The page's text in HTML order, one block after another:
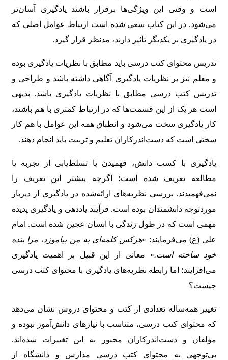
است و وقتی این ویژگی‌ها برقرار باشند یادگیری آسان‌تر
می‌شود. در این کتاب سعی شده است ارتباط عوامل اصلی که
در یادگیری بر یکدیگر تأثیر دارند، مدنظر قرار گیرد.
تدریس محتوای کتب درسی باید مطابق با نظریات یادگیری بوده
و معلم نیز بر نظریات یادگیری آگاهی داشته باشد و طراحی و
تدریس کتب درسی مطابق با نظریات یادگیری باشد. بدیهی
است هر یک از این قسمت‌ها که در ارتباط کمتری با هم باشند،
کار یادگیری سخت می‌شود و انطباق همه این عوامل با هم کار
سختی است که دست‌اندرکاران تعلیم و تربیت باید انجام دهند.
یادگیری با کسب دانش، فهمیدن یا تسلط‌یابی از تجربه یا
مطالعه تعریف شده است؛ اگرچه پیشتر این تعریف را
نمی‌فهمیدند. بررسی نظریه‌های ارائه‌شده در یادگیری از دیرباز
موردتوجه دانشمندان بوده است. فرآیند یاددهی و یادگیری پدیده
مهمی است که در طول زندگی با انسان عجین شده است. امام
علی (ع) می‌فرمایند: «هرکس کلمه‌ای به من بیاموزد، مرا بنده
خود ساخته است.» معانی از این قبیل بر اهمیت یادگیری
می‌افزایند؛ اما رابطه نظریه‌های یادگیری با محتوای کتب درسی
چیست؟
تغییر همه‌ساله تعدادی از کتب و محتوای دروس نشان می‌دهد
که محتوای کتب درسی، متناسب با نیازهای دانش‌آموز نبوده و
مؤلفان و دست‌اندرکاران مجبور به این تغییرات شده‌اند.
بی‌توجهی به محتوای کتب درسی مدارس و دانشگاه از